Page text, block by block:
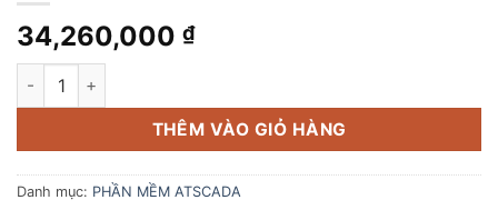
34,260,000 ₫
8,192 Tags Runtime USB Key số lượng
THÊM VÀO GIỎ HÀNG
Danh mục: PHẦN MỀM ATSCADA